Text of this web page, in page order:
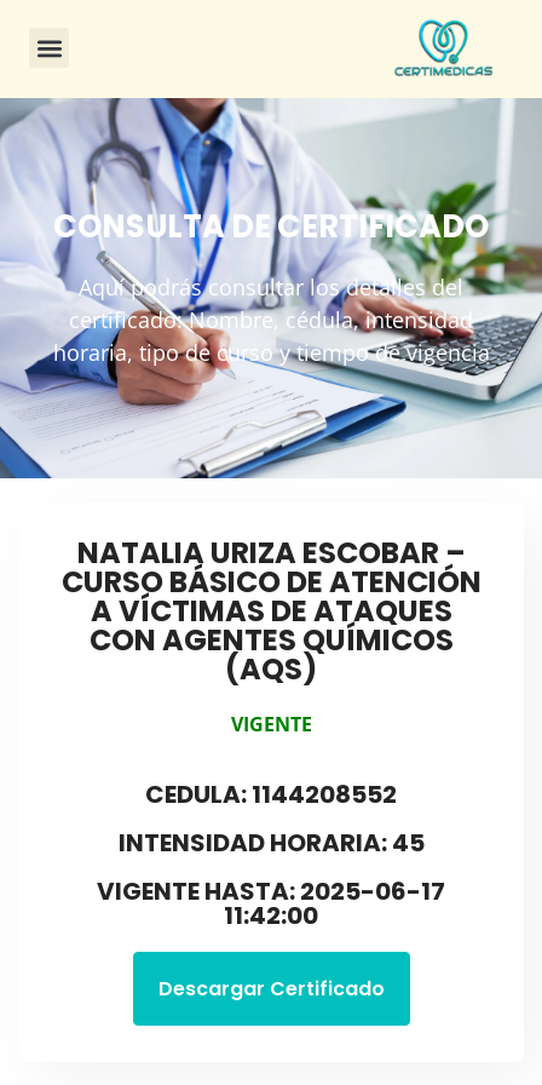
CONSULTA DE CERTIFICADO
Aquí podrás consultar los detalles del
certificado: Nombre, cédula, intensidad
horaria, tipo de curso y tiempo de vigencia
NATALIA URIZA ESCOBAR –
CURSO BÁSICO DE ATENCIÓN
A VÍCTIMAS DE ATAQUES
CON AGENTES QUÍMICOS
(AQS)
VIGENTE
CEDULA: 1144208552
INTENSIDAD HORARIA: 45
VIGENTE HASTA: 2025-06-17
11:42:00
Descargar Certificado